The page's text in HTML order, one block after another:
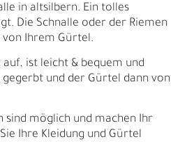
I E
in altsilbern. Ein tolles
Die Schnalle oder der Riemen
von Ihrem Gürtel.
ist leicht & bequem und
und der Gürtel dann von
möglich und machen Ihr
Ihre Kleidung und Gürtel